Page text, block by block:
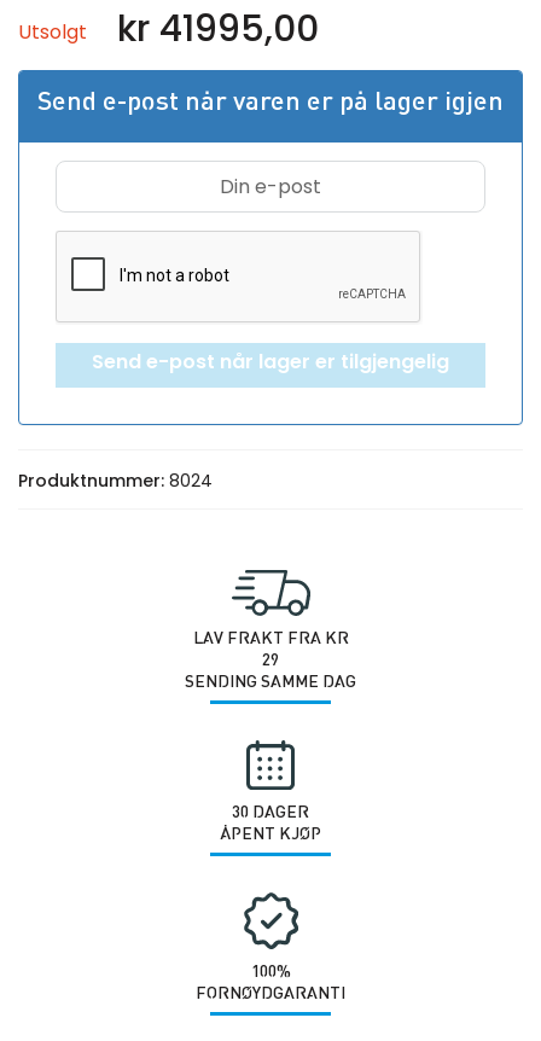
Utsolgt kr 41995,00
Send e-post når varen er på lager igjen
Send e-post når lager er tilgjengelig
Produktnummer: 8024
LAV FRAKT FRA KR
29
SENDING SAMME DAG
30 DAGER
ÅPENT KJØP
100%
FORNØYDGARANTI